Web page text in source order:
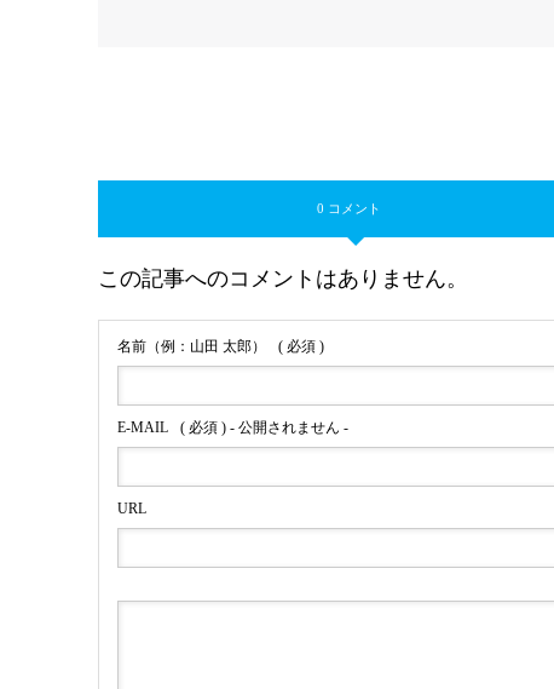
0 コメント
この記事へのコメントはありません。
名前（例：山田 太郎） ( 必須 )
E-MAIL ( 必須 ) - 公開されません -
URL